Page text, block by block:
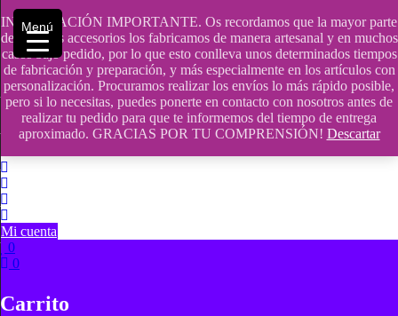
INFORMACIÓN IMPORTANTE. Os recordamos que la mayor parte
de nuestros accesorios los fabricamos de manera artesanal y en muchos
casos bajo pedido, por lo que esto conlleva unos determinados tiempos
de fabricación y preparación, y más especialmente en los artículos con
personalización. Procuramos realizar los envíos lo más rápido posible,
pero si lo necesitas, puedes ponerte en contacto con nosotros antes de
realizar tu pedido para que te informemos del tiempo de entrega
aproximado. GRACIAS POR TU COMPRENSIÓN! Descartar
Saltar
contenido
609241475 SOLO DE 10:00 a 14:00
info@hobbyaescala.com
San Fernando de Henares
10:00 - 14:00
Mi cuenta
0
0
Carrito
Menú